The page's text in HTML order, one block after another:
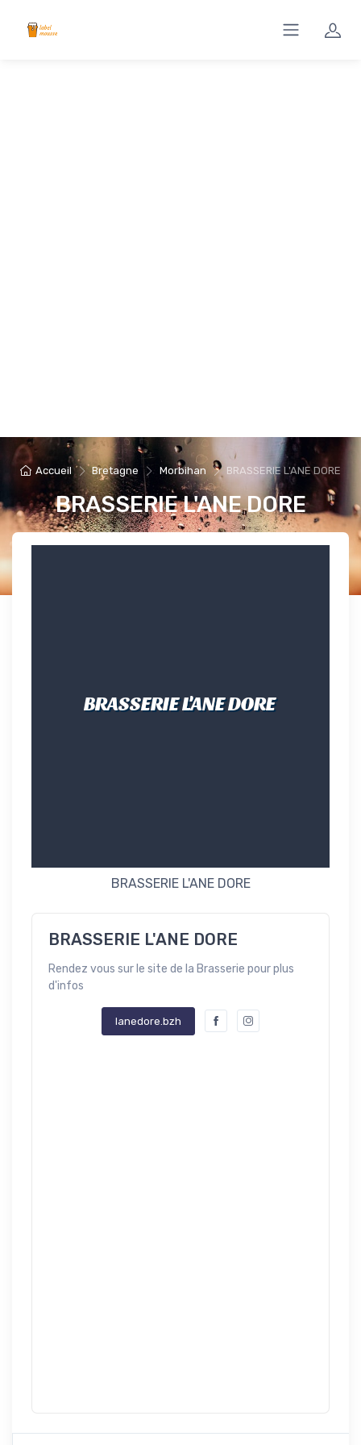
Accueil Bretagne Morbihan BRASSERIE L'ANE DORE
BRASSERIE L'ANE DORE
BRASSERIE L'ANE DORE
BRASSERIE L'ANE DORE
BRASSERIE L'ANE DORE
Rendez vous sur le site de la Brasserie pour plus
d'infos
lanedore.bzh